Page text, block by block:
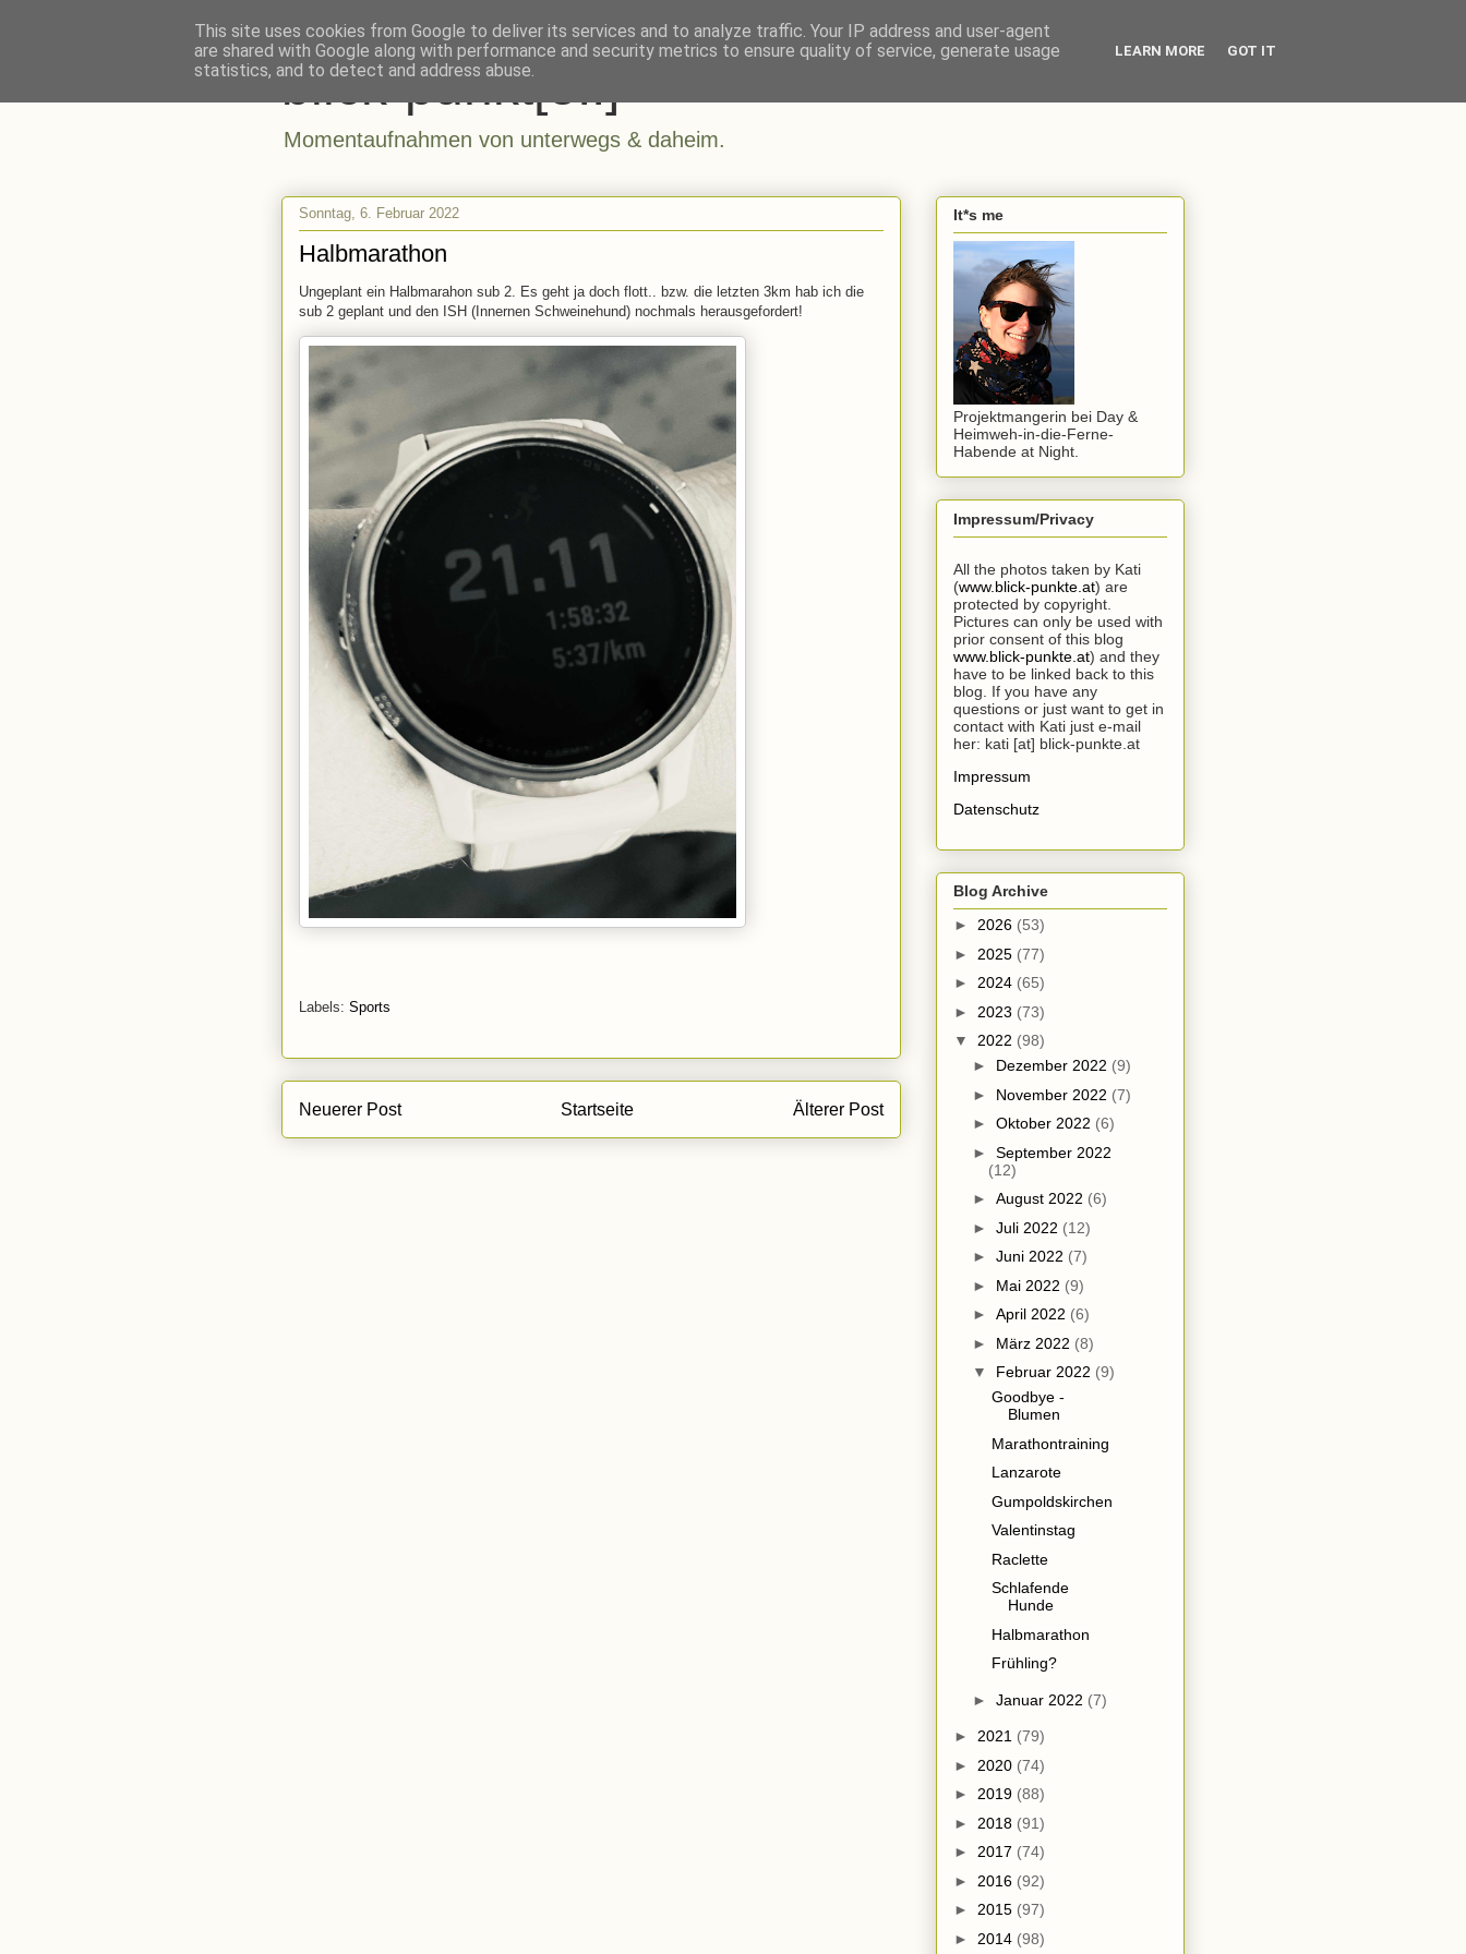
blick-punkt[e..]
Momentaufnahmen von unterwegs & daheim.
Sonntag, 6. Februar 2022
Halbmarathon
Ungeplant ein Halbmarahon sub 2. Es geht ja doch flott.. bzw. die letzten 3km hab ich die
sub 2 geplant und den ISH (Innernen Schweinehund) nochmals herausgefordert!
Labels: Sports
Neuerer Post Älterer Post
Startseite
It*s me
Projektmangerin bei Day &
Heimweh-in-die-Ferne-
Habende at Night.
Impressum/Privacy
All the photos taken by Kati
(www.blick-punkte.at) are
protected by copyright.
Pictures can only be used with
prior consent of this blog
www.blick-punkte.at) and they
have to be linked back to this
blog. If you have any
questions or just want to get in
contact with Kati just e-mail
her: kati [at] blick-punkte.at
Impressum
Datenschutz
Blog Archive
► 2026 (53)
► 2025 (77)
► 2024 (65)
► 2023 (73)
▼ 2022 (98)
► Dezember 2022 (9)
► November 2022 (7)
► Oktober 2022 (6)
► September 2022
(12)
► August 2022 (6)
► Juli 2022 (12)
► Juni 2022 (7)
► Mai 2022 (9)
► April 2022 (6)
► März 2022 (8)
▼ Februar 2022 (9)
Goodbye -
Blumen
Marathontraining
Lanzarote
Gumpoldskirchen
Valentinstag
Raclette
Schlafende
Hunde
Halbmarathon
Frühling?
► Januar 2022 (7)
► 2021 (79)
► 2020 (74)
► 2019 (88)
► 2018 (91)
► 2017 (74)
► 2016 (92)
► 2015 (97)
► 2014 (98)
This site uses cookies from Google to deliver its services and to analyze traffic. Your IP address and user-agent
are shared with Google along with performance and security metrics to ensure quality of service, generate usage
statistics, and to detect and address abuse.
LEARN MORE GOT IT